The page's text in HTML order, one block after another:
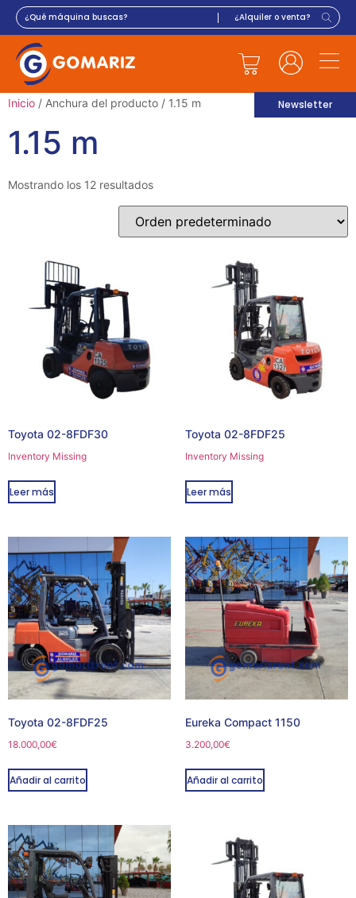
Newsletter
Inicio / Anchura del producto / 1.15 m
1.15 m
Mostrando los 12 resultados
Toyota 02-8FDF30
Inventory Missing
Leer más
Toyota 02-8FDF25
Inventory Missing
Leer más
Toyota 02-8FDF25
18.000,00€
Añadir al carrito
Eureka Compact 1150
3.200,00€
Añadir al carrito